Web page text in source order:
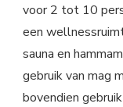
voor 2 tot 10
een
sauna en
gebruik van mag
bovendien